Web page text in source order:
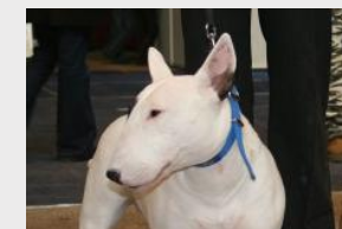
μέλος της οικογένειας.